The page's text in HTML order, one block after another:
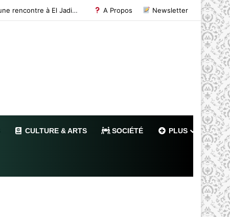
Maroc : L’approvisionnement en eau potable de Missour et Ouatat El Haj depuis le barrage Hassan II pleinement opérationnel avant fin 2026 A Propos Newsletter
CULTURE & ARTS SOCIÉTÉ PLUS